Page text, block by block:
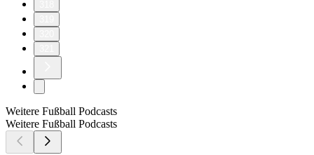
Weitere Fußball Podcasts
Weitere Fußball Podcasts